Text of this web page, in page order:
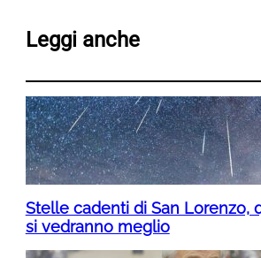
Leggi anche
Stelle cadenti di San Lorenzo,
si vedranno meglio